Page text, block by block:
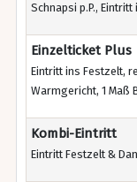
Schnapsi p.P.,
Einzelticket Plus
Eintritt ins Festzelt,
Warmgericht, 1 Maß
Kombi-Eintritt
Eintritt Festzelt &